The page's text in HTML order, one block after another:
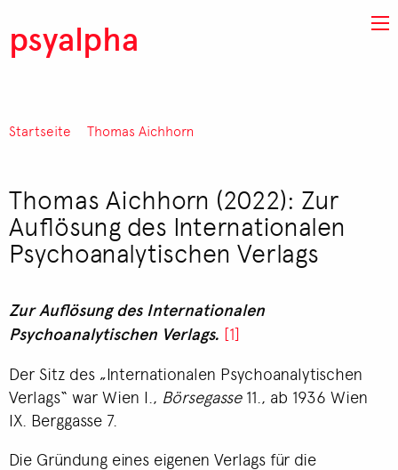
psyalpha
Pfadnavigation
Startseite Thomas Aichhorn
Thomas Aichhorn (2022): Zur
Auflösung des Internationalen
Psychoanalytischen Verlags
Zur Auflösung des Internationalen
Psychoanalytischen Verlags. [1]
Der Sitz des „Internationalen Psychoanalytischen
Verlags“ war Wien I., Börsegasse11., ab 1936 Wien
IX. Berggasse 7.
Die Gründung eines eigenen Verlags für die